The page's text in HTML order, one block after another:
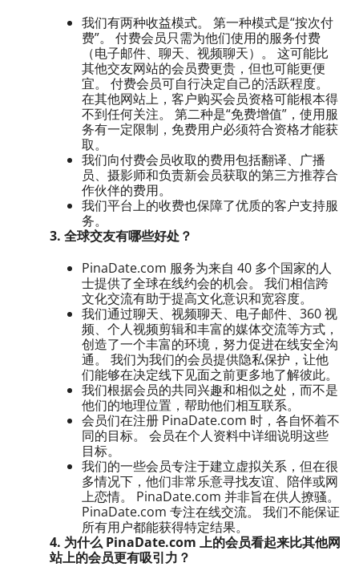
我们有两种收益模式。 第一种模式是“按次付
费”。 付费会员只需为他们使用的服务付费
（电子邮件、聊天、视频聊天）。 这可能比
其他交友网站的会员费更贵，但也可能更便
宜。 付费会员可自行决定自己的活跃程度。
在其他网站上，客户购买会员资格可能根本得
不到任何关注。 第二种是“免费增值”，使用服
务有一定限制，免费用户必须符合资格才能获
取。
我们向付费会员收取的费用包括翻译、广播
员、摄影师和负责新会员获取的第三方推荐合
作伙伴的费用。
我们平台上的收费也保障了优质的客户支持服
务。
3. 全球交友有哪些好处？
PinaDate.com 服务为来自 40 多个国家的人
士提供了全球在线约会的机会。 我们相信跨
文化交流有助于提高文化意识和宽容度。
我们通过聊天、视频聊天、电子邮件、360 视
频、个人视频剪辑和丰富的媒体交流等方式，
创造了一个丰富的环境，努力促进在线安全沟
通。 我们为我们的会员提供隐私保护，让他
们能够在决定线下见面之前更多地了解彼此。
我们根据会员的共同兴趣和相似之处，而不是
他们的地理位置，帮助他们相互联系。
会员们在注册 PinaDate.com 时，各自怀着不
同的目标。 会员在个人资料中详细说明这些
目标。
我们的一些会员专注于建立虚拟关系，但在很
多情况下，他们非常乐意寻找友谊、陪伴或网
上恋情。 PinaDate.com 并非旨在供人撩骚。
PinaDate.com 专注在线交流。 我们不能保证
所有用户都能获得特定结果。
4. 为什么 PinaDate.com 上的会员看起来比其他网
站上的会员更有吸引力？